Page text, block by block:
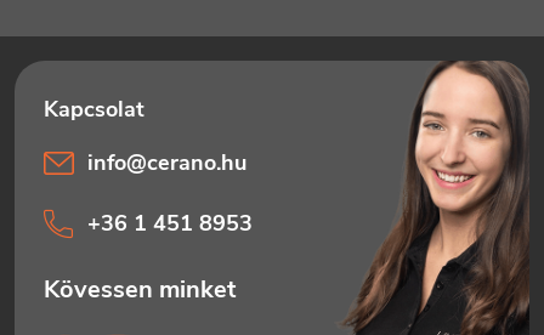
info@cerano.hu
+36 1 451 8953